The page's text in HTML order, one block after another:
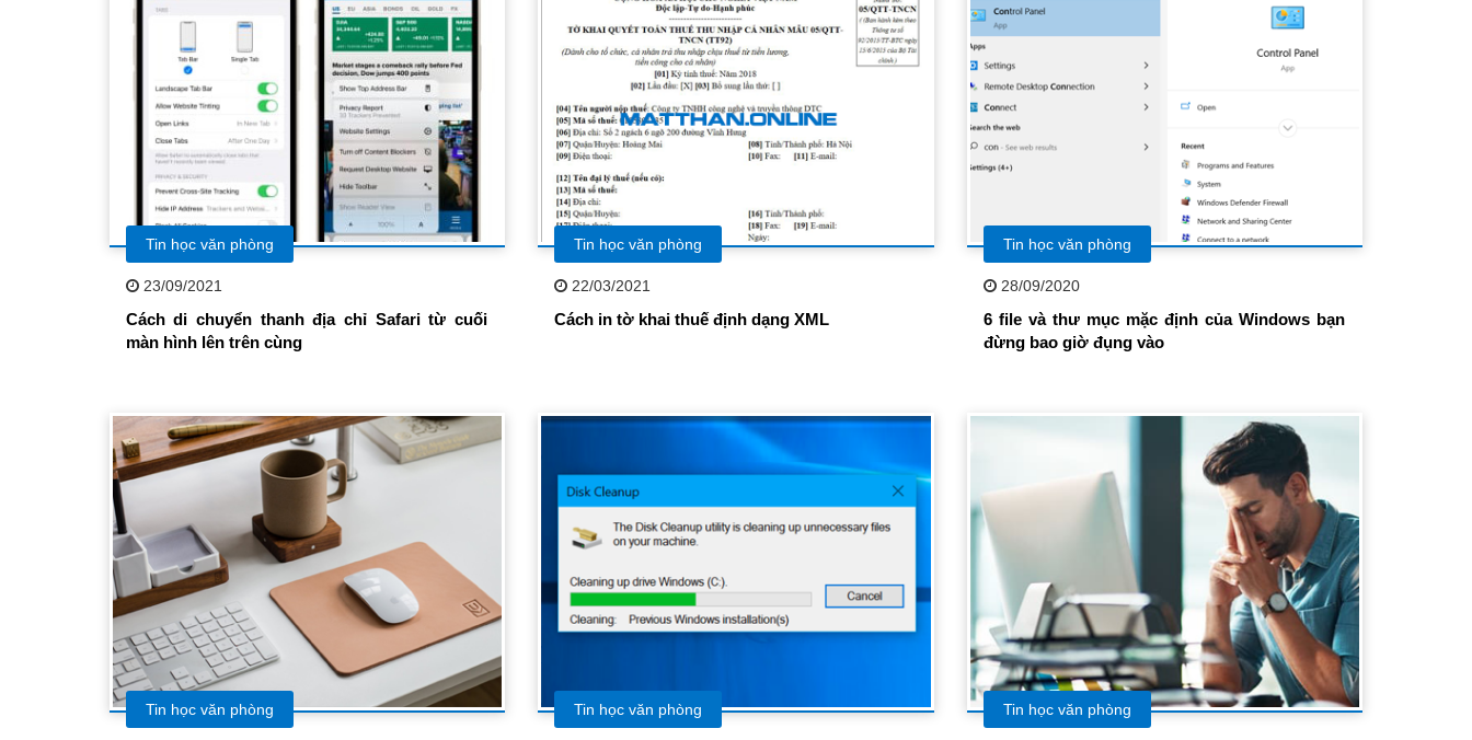
Tin học văn phòng
23/09/2021
Cách di chuyển thanh địa chỉ Safari từ cuối
màn hình lên trên cùng
Tin học văn phòng
22/03/2021
Cách in tờ khai thuế định dạng XML
Tin học văn phòng
28/09/2020
6 file và thư mục mặc định của Windows bạn
đừng bao giờ đụng vào
Tin học văn phòng Tin học văn phòng Tin học văn phòng